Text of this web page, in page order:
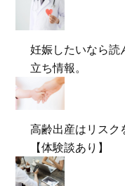
妊娠したいなら読
立ち情報。
高齢出産はリスク
【体験談あり】